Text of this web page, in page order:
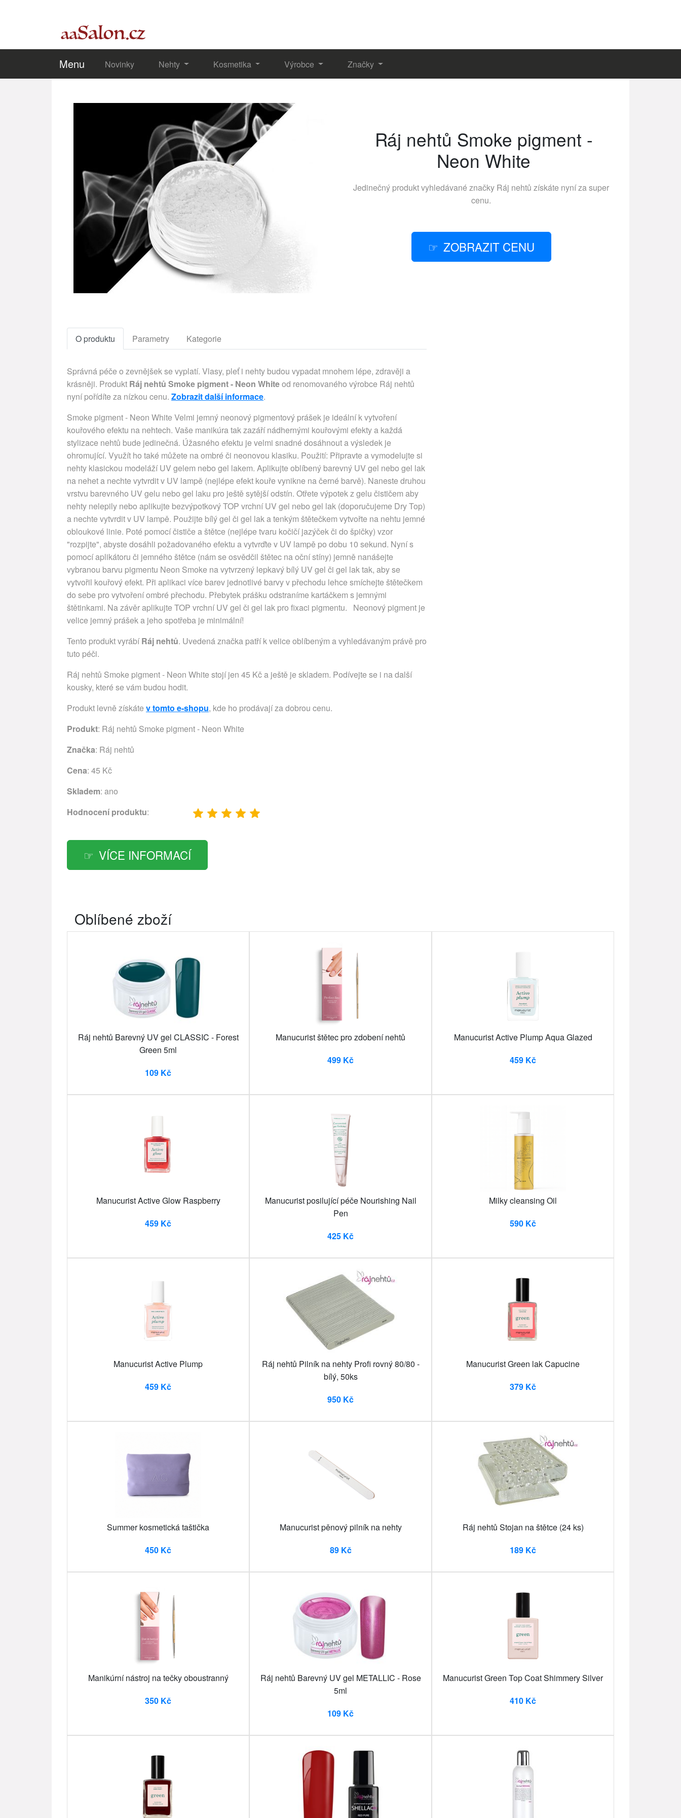
Menu Novinky Nehty Kosmetika Výrobce Značky
Ráj nehtů Smoke pigment -
Neon White
Jedinečný produkt vyhledávané značky Ráj nehtů získáte nyní za super
cenu.
ZOBRAZIT CENU
O produktu Parametry Kategorie
Správná péče o zevnějšek se vyplatí. Vlasy, pleť i nehty budou vypadat mnohem lépe, zdravěji a
krásněji. Produkt Ráj nehtů Smoke pigment - Neon Whiteod renomovaného výrobce Ráj nehtů
nyní pořídíte za nízkou cenu. Zobrazit další informace.
Smoke pigment - Neon White Velmi jemný neonový pigmentový prášek je ideální k vytvoření
kouřového efektu na nehtech. Vaše manikúra tak zazáří nádhernými kouřovými efekty a každá
stylizace nehtů bude jedinečná. Úžasného efektu je velmi snadné dosáhnout a výsledek je
ohromující. Využít ho také můžete na ombré či neonovou klasiku. Použití: Připravte a vymodelujte si
nehty klasickou modeláží UV gelem nebo gel lakem. Aplikujte oblíbený barevný UV gel nebo gel lak
na nehet a nechte vytvrdit v UV lampě (nejlépe efekt kouře vynikne na černé barvě). Naneste druhou
vrstvu barevného UV gelu nebo gel laku pro ještě sytější odstín. Otřete výpotek z gelu čističem aby
nehty nelepily nebo aplikujte bezvýpotkový TOP vrchní UV gel nebo gel lak (doporučujeme Dry Top)
a nechte vytvrdit v UV lampě. Použijte bílý gel či gel lak a tenkým štětečkem vytvořte na nehtu jemné
obloukové linie. Poté pomocí čističe a štětce (nejlépe tvaru kočičí jazýček či do špičky) vzor
"rozpijte", abyste dosáhli požadovaného efektu a vytvrďte v UV lampě po dobu 10 sekund. Nyní s
pomocí aplikátoru či jemného štětce (nám se osvědčil štětec na oční stíny) jemně nanášejte
vybranou barvu pigmentu Neon Smoke na vytvrzený lepkavý bílý UV gel či gel lak tak, aby se
vytvořil kouřový efekt. Při aplikaci více barev jednotlivé barvy v přechodu lehce smíchejte štětečkem
do sebe pro vytvoření ombré přechodu. Přebytek prášku odstraníme kartáčkem s jemnými
štětinkami. Na závěr aplikujte TOP vrchní UV gel či gel lak pro fixaci pigmentu. Neonový pigment je
velice jemný prášek a jeho spotřeba je minimální!
Tento produkt vyrábíRáj nehtů. Uvedená značka patří k velice oblíbeným a vyhledávaným právě pro
tuto péči.
Ráj nehtů Smoke pigment - Neon White stojí jen 45 Kč a ještě je skladem. Podívejte se i na další
kousky, které se vám budou hodit.
Produkt levně získáte v tomto e-shopu, kde ho prodávají za dobrou cenu.
Produkt: Ráj nehtů Smoke pigment - Neon White
Značka: Ráj nehtů
Cena: 45 Kč
Skladem: ano
Hodnocení produktu:
VÍCE INFORMACÍ
Oblíbené zboží
Ráj nehtů Barevný UV gel CLASSIC - Forest
Green 5ml
109 Kč
Manucurist štětec pro zdobení nehtů
499 Kč
Manucurist Active Plump Aqua Glazed
459 Kč
Manucurist Active Glow Raspberry
459 Kč
Manucurist posilující péče Nourishing Nail
Pen
425 Kč
Milky cleansing Oil
590 Kč
Manucurist Active Plump
459 Kč
Ráj nehtů Pilník na nehty Profi rovný 80/80 -
bílý, 50ks
950 Kč
Manucurist Green lak Capucine
379 Kč
Summer kosmetická taštička
450 Kč
Manucurist pěnový pilník na nehty
89 Kč
Ráj nehtů Stojan na štětce (24 ks)
189 Kč
Manikúrní nástroj na tečky oboustranný
350 Kč
Ráj nehtů Barevný UV gel METALLIC - Rose
5ml
109 Kč
Manucurist Green Top Coat Shimmery Silver
410 Kč